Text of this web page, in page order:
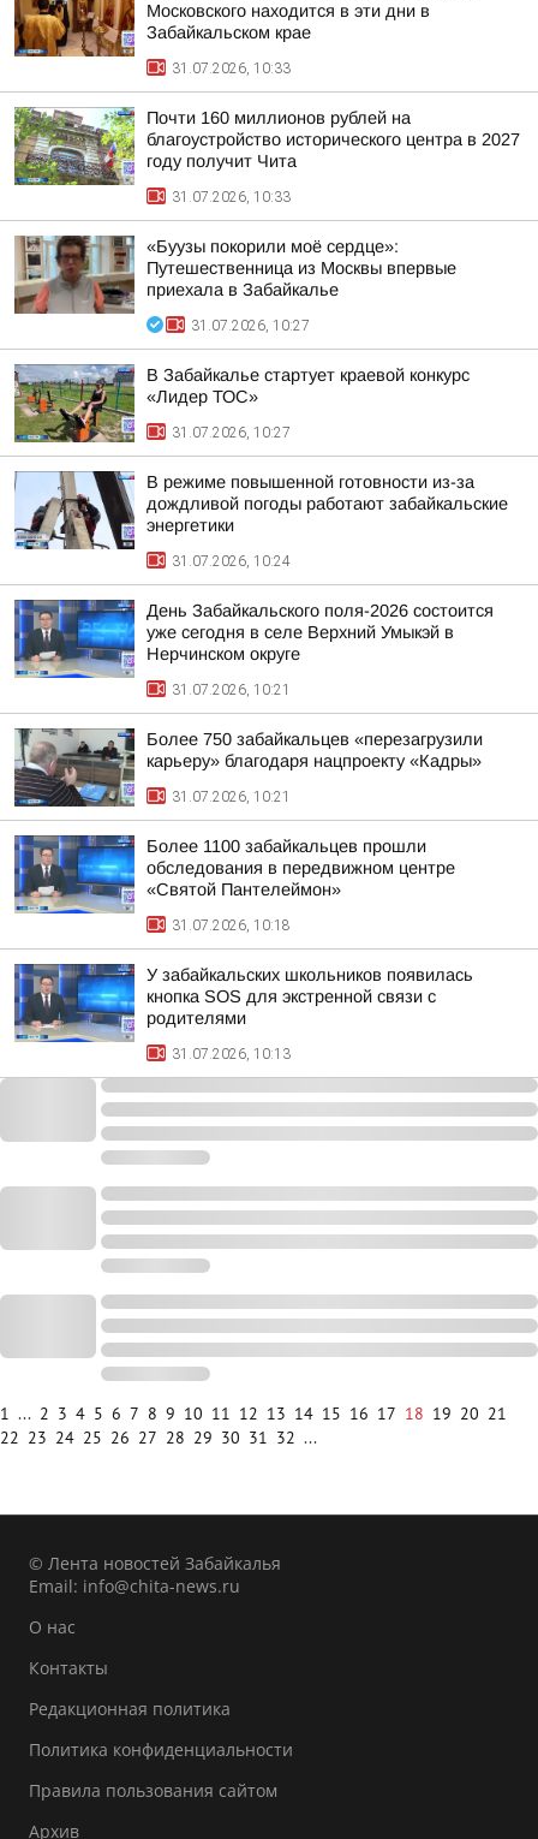
Московского находится в эти дни в
Забайкальском крае
31.07.2026, 10:33
Почти 160 миллионов рублей на
благоустройство исторического центра в 2027
году получит Чита
31.07.2026, 10:33
«Буузы покорили моё сердце»:
Путешественница из Москвы впервые
приехала в Забайкалье
31.07.2026, 10:27
В Забайкалье стартует краевой конкурс
«Лидер ТОС»
31.07.2026, 10:27
В режиме повышенной готовности из-за
дождливой погоды работают забайкальские
энергетики
31.07.2026, 10:24
День Забайкальского поля-2026 состоится
уже сегодня в селе Верхний Умыкэй в
Нерчинском округе
31.07.2026, 10:21
Более 750 забайкальцев «перезагрузили
карьеру» благодаря нацпроекту «Кадры»
31.07.2026, 10:21
Более 1100 забайкальцев прошли
обследования в передвижном центре
«Святой Пантелеймон»
31.07.2026, 10:18
У забайкальских школьников появилась
кнопка SOS для экстренной связи с
родителями
31.07.2026, 10:13
1 ... 2 3 4 5 6 7 8 9 10 11 12 13 14 15 16 17 18 19 20 21
22 23 24 25 26 27 28 29 30 31 32 ...
© Лента новостей Забайкалья
Email: info@chita-news.ru
О нас
Контакты
Редакционная политика
Политика конфиденциальности
Правила пользования сайтом
Архив